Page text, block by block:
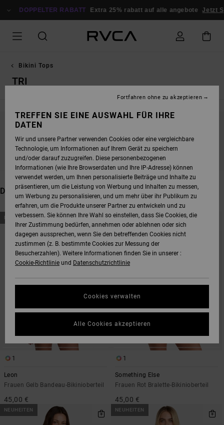
ZUR
DOPPELTER RABATT Extra 25% rabatt auf alle angebote Jetzt
Bikini Tops
TRI
BLEIB DABEI, DIE PRODUKTE SIND BALD
WIEDER DA
DAS KÖNNTE DIR AUCH GEFALLEN
DIREKT
ZU
FILTERKRITERIEN
ÜBERSPRINGEN
UND
FILTERN
NEUHEITEN
1
Leon
Frauen Gelb Bandeau-Bikinioberteil
45,00 €
NEUHEITEN
1
Something Else
Frauen Rot Bralette-Bikinioberteil
45,00 €
NEUHEITEN NEUHEITEN
TREFFEN SIE EINE AUSWAHL FÜR IHRE
DATEN
Wir und unsere Partner verwenden Cookies oder eine vergleichbare
Technologie, um Informationen auf Ihrem Gerät zu speichern
und/oder darauf zuzugreifen. Diese personenbezogenen
Informationen (wie Ihre Browserdaten und Ihre IP-Adresse) können
verwendet werden, um Ihnen personalisierte Beiträge und Inhalte zu
präsentieren, um die Leistung von Werbung und Inhalten zu messen,
um Werbung zu personalisieren, und um mehr über ihr Publikum zu
erfahren, um die Produkte unserer Partner zu entwickeln und zu
verbessern. Sie können Ihre Wahl so einstellen, dass Sie Cookies, die
Ihrer Zustimmung bedürfen, annehmen oder ablehnen oder sich
dagegen aussprechen, wenn Sie den betreffenden Cookies nicht
zustimmen (z. B. bestimmte Cookies zur Messung der
Besucherzahlen). Weitere Informationen finden Sie in unserer :
Cookie-Richtlinie und Datenschutzrichtlinie
Cookies verwalten
Fortfahren ohne zu akzeptieren
Alle Cookies akzeptieren